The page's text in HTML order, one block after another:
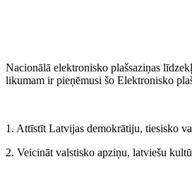
Nacionālā elektronisko plašsaziņas
likumam ir pieņēmusi šo Elektronisko
1. Attīstīt Latvijas demokrātiju, tiesisko
2. Veicināt valstisko apziņu, latviešu